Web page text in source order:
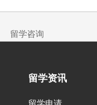
留学咨询
留学资讯